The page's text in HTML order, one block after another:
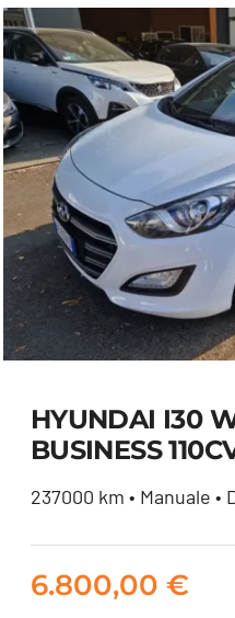
HYUNDAI I30
BUSINESS
237000 km • Manuale •
6.800,00 €